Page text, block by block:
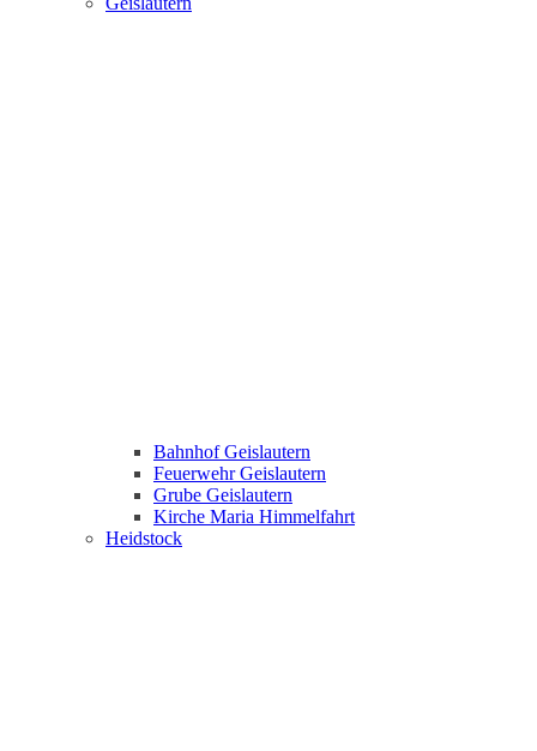
Bahnhof Geislautern
Feuerwehr Geislautern
Grube Geislautern
Kirche Maria Himmelfahrt
Heidstock